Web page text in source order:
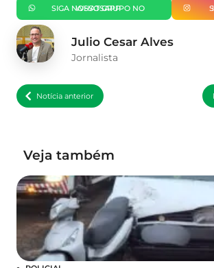
SIGA NOSSO GRUPO NO WHATSAPP
Julio Cesar Alves
Jornalista
Notícia anterior
Veja também